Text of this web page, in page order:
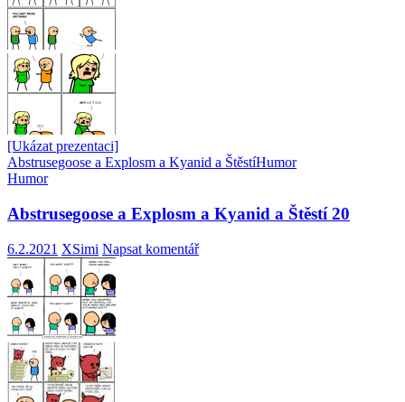
[Ukázat prezentaci]
Abstrusegoose a Explosm a Kyanid a ŠtěstíHumor
Humor
Abstrusegoose a Explosm a Kyanid a Štěstí 20
6.2.2021 XSimi Napsat komentář